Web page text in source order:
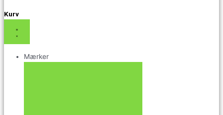
Kurv
Mærker